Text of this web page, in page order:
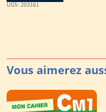
UGS :203161